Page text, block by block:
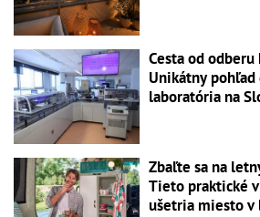
Cesta od
Unikátny
laboratória na
Zbaľte sa na
Tieto praktické
ušetria miesto v